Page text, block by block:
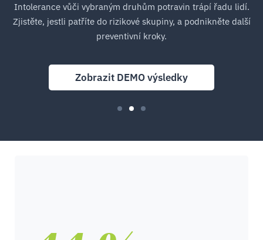
Intolerance vůči vybraným druhům potravin trápí řadu lidí.
Zjistěte, jestli patříte do rizikové skupiny, a podnikněte další
preventivní kroky.
Zobrazit DEMO výsledky